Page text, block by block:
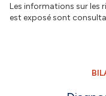
Les informations sur les
est exposé sont